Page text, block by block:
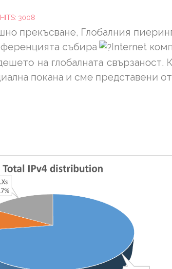
HITS: 3008
прекъсване, Глобалния
събира
Internet
на глобалната
покана и сме представени